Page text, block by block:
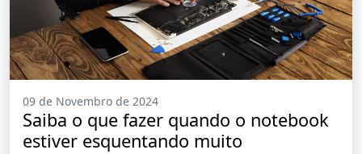
09 de Novembro de 2024
Saiba o que fazer quando o notebook
estiver esquentando muito